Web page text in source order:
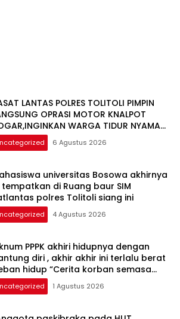
LANTAS POLRES TOLITOLI PIMPIN
OPRASI MOTOR KNALPOT
MALAM HARI
Uncategorized 6 Agustus 2026
universitas Bosowa akhirnya
di Ruang baur SIM